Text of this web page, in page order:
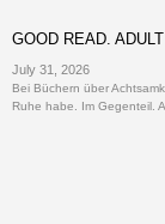
GOOD READ.
July 31, 2026
Bei Büchern über
Ruhe habe. Im Gegenteil.